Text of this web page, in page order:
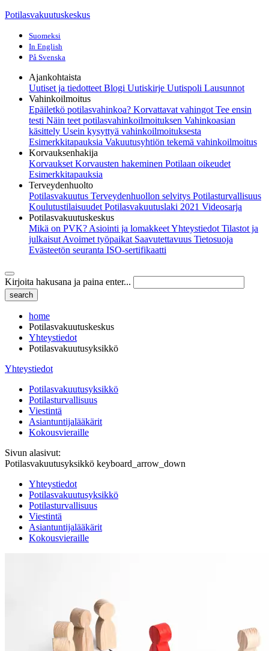
Potilasvakuutuskeskus
Suomeksi
In English
På Svenska
Ajankohtaista
Uutiset ja tiedotteet Blogi Uutiskirje Uutispoli Lausunnot
Vahinkoilmoitus
Epäiletkö potilasvahinkoa? Korvattavat vahingot Tee ensin
testi Näin teet potilasvahinkoilmoituksen Vahinkoasian
käsittely Usein kysyttyä vahinkoilmoituksesta
Esimerkkitapauksia Vakuutusyhtiön tekemä vahinkoilmoitus
Korvauksenhakija
Korvaukset Korvausten hakeminen Potilaan oikeudet
Esimerkkitapauksia
Terveydenhuolto
Potilasvakuutus Terveydenhuollon selvitys Potilasturvallisuus
Koulutustilaisuudet Potilasvakuutuslaki 2021 Videosarja
Potilasvakuutuskeskus
Mikä on PVK? Asiointi ja lomakkeetYhteystiedot Tilastot ja
julkaisut Avoimet työpaikat Saavutettavuus Tietosuoja
Evästeetön seuranta ISO-sertifikaatti
Kirjoita hakusana ja paina enter...
home
Potilasvakuutuskeskus
Yhteystiedot
Potilasvakuutusyksikkö
Yhteystiedot
Potilasvakuutusyksikkö
Potilasturvallisuus
Viestintä
Asiantuntijalääkärit
Kokousvieraille
Sivun alasivut:
Potilasvakuutusyksikkö keyboard_arrow_down
Yhteystiedot
Potilasvakuutusyksikkö
Potilasturvallisuus
Viestintä
Asiantuntijalääkärit
Kokousvieraille